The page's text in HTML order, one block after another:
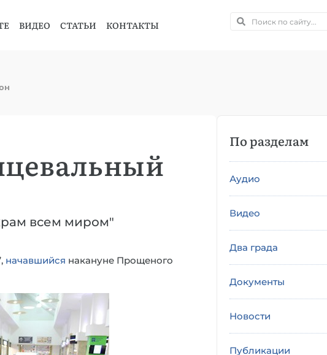
ВИДЕО СТАТЬИ КОНТАКТЫ
всем миром"
начавшийся накануне Прощеного
По разделам
Аудио
Видео
Два града
Документы
Новости
Публикации